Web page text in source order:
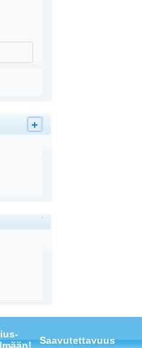
Saavutettavuus